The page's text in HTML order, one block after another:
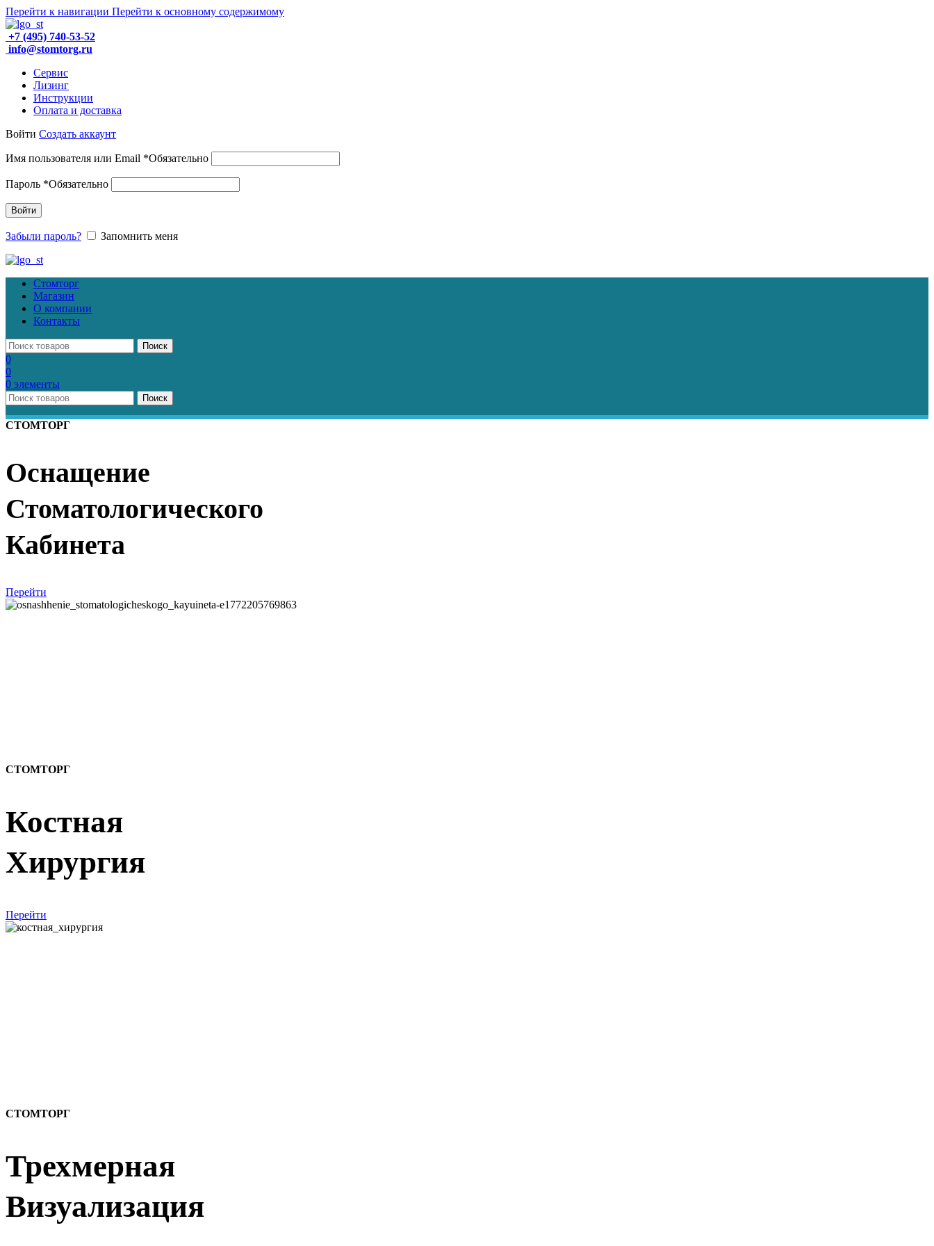
Перейти к навигации Перейти к основному содержимому
+7 (495) 740-53-52
info@stomtorg.ru
Сервис
Лизинг
Инструкции
Оплата и доставка
Войти Создать аккаунт
Имя пользователя или Email *Обязательно
Пароль *Обязательно
Войти
Забыли пароль? Запомнить меня
Стомторг
Магазин
О компании
Контакты
Поиск
0
0
0 элементы
Поиск
СТОМТОРГ
Оснащение
Стоматологического
Кабинета
Перейти
СТОМТОРГ
Костная
Хирургия
Перейти
СТОМТОРГ
Трехмерная
Визуализация